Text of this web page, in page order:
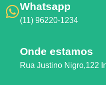
Whatsapp
(11) 96220-1234
Onde estamos
Rua Justino Nigro,122